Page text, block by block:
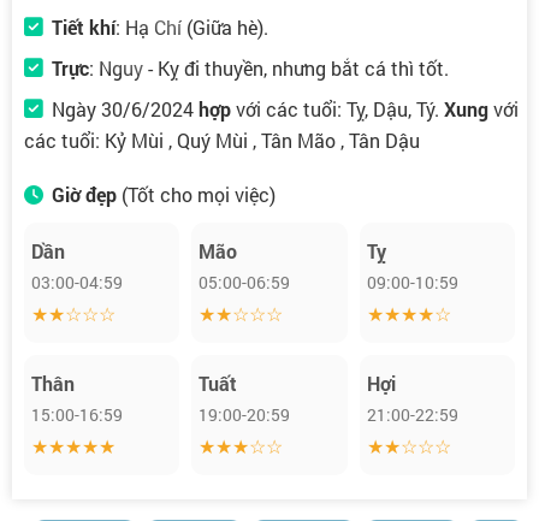
Tiết khí: Hạ Chí (Giữa hè).
Trực: Nguy- Kỵ đi thuyền, nhưng bắt cá thì tốt.
Ngày 30/6/2024hợpvới các tuổi: Tỵ, Dậu, Tý. Xungvới
các tuổi: Kỷ Mùi , Quý Mùi , Tân Mão , Tân Dậu
Giờ đẹp (Tốt cho mọi việc)
Dần
03:00-04:59
★★☆☆☆
Mão
05:00-06:59
★★☆☆☆
Tỵ
09:00-10:59
★★★★☆
Thân
15:00-16:59
★★★★★
Tuất
19:00-20:59
★★★☆☆
Hợi
21:00-22:59
★★☆☆☆